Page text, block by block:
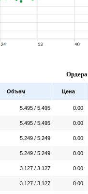
Ордера
Объем Цена
5.495 / 5.495 0.00
5.495 / 5.495 0.00
5.249 / 5.249 0.00
5.249 / 5.249 0.00
3.127 / 3.127 0.00
3.127 / 3.127 0.00